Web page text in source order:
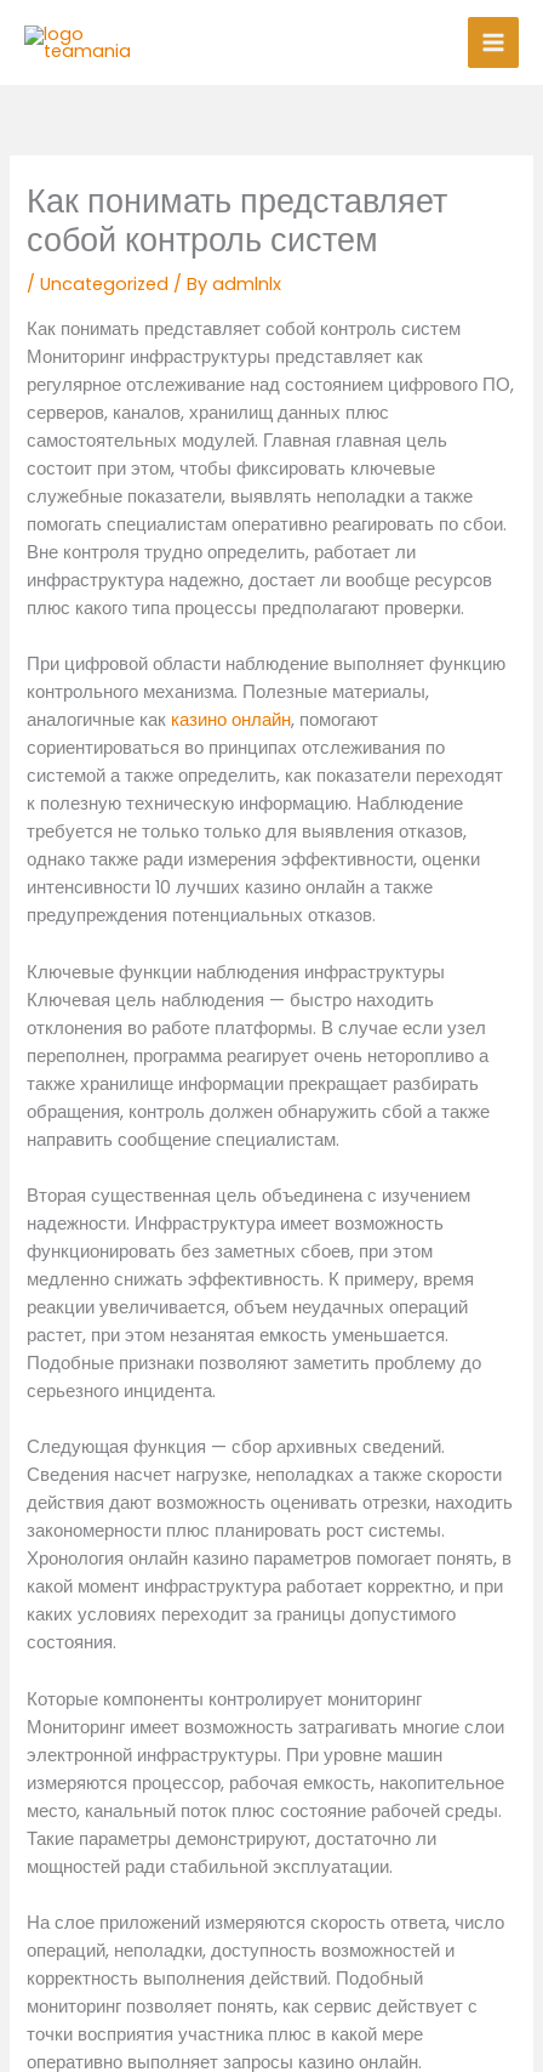
Как понимать представляет
собой контроль систем
/Uncategorized / Byadmlnlx
Как понимать представляет собой контроль систем
Мониторинг инфраструктуры представляет как
регулярное отслеживание над состоянием цифрового ПО,
серверов, каналов, хранилищ данных плюс
самостоятельных модулей. Главная главная цель
состоит при этом, чтобы фиксировать ключевые
служебные показатели, выявлять неполадки а также
помогать специалистам оперативно реагировать по сбои.
Вне контроля трудно определить, работает ли
инфраструктура надежно, достает ли вообще ресурсов
плюс какого типа процессы предполагают проверки.
При цифровой области наблюдение выполняет функцию
контрольного механизма. Полезные материалы,
аналогичные как казино онлайн, помогают
сориентироваться во принципах отслеживания по
системой а также определить, как показатели переходят
к полезную техническую информацию. Наблюдение
требуется не только только для выявления отказов,
однако также ради измерения эффективности, оценки
интенсивности 10 лучших казино онлайн а также
предупреждения потенциальных отказов.
Ключевые функции наблюдения инфраструктуры
Ключевая цель наблюдения — быстро находить
отклонения во работе платформы. В случае если узел
переполнен, программа реагирует очень неторопливо а
также хранилище информации прекращает разбирать
обращения, контроль должен обнаружить сбой а также
направить сообщение специалистам.
Вторая существенная цель объединена с изучением
надежности. Инфраструктура имеет возможность
функционировать без заметных сбоев, при этом
медленно снижать эффективность. К примеру, время
реакции увеличивается, объем неудачных операций
растет, при этом незанятая емкость уменьшается.
Подобные признаки позволяют заметить проблему до
серьезного инцидента.
Следующая функция — сбор архивных сведений.
Сведения насчет нагрузке, неполадках а также скорости
действия дают возможность оценивать отрезки, находить
закономерности плюс планировать рост системы.
Хронология онлайн казино параметров помогает понять, в
какой момент инфраструктура работает корректно, и при
каких условиях переходит за границы допустимого
состояния.
Которые компоненты контролирует мониторинг
Мониторинг имеет возможность затрагивать многие слои
электронной инфраструктуры. При уровне машин
измеряются процессор, рабочая емкость, накопительное
место, канальный поток плюс состояние рабочей среды.
Такие параметры демонстрируют, достаточно ли
мощностей ради стабильной эксплуатации.
На слое приложений измеряются скорость ответа, число
операций, неполадки, доступность возможностей и
корректность выполнения действий. Подобный
мониторинг позволяет понять, как сервис действует с
точки восприятия участника плюс в какой мере
оперативно выполняет запросы казино онлайн.